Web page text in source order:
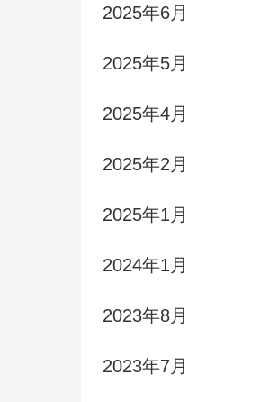
2025年6月
2025年5月
2025年4月
2025年2月
2025年1月
2024年1月
2023年8月
2023年7月